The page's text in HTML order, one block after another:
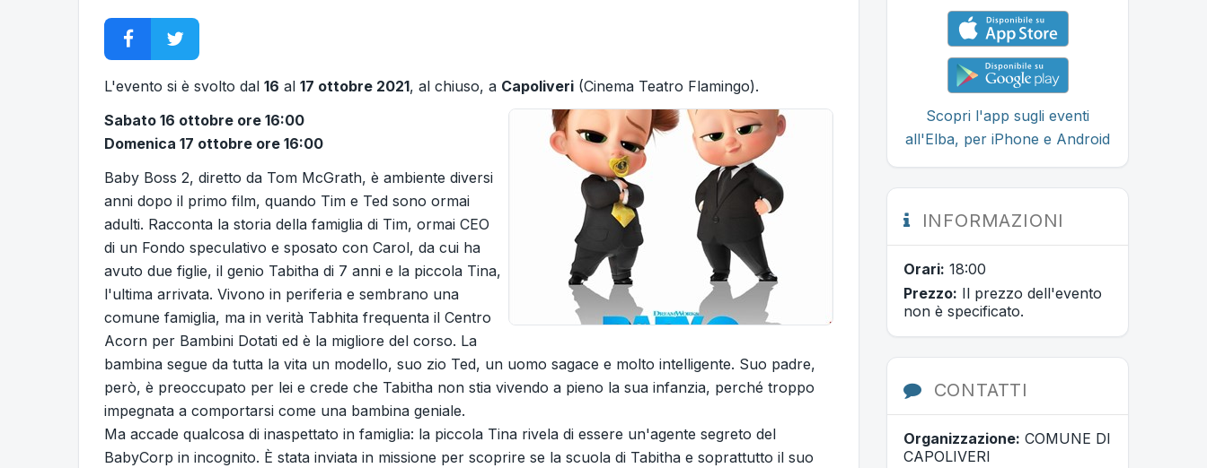
L'evento si è svolto dal 16 al 17 ottobre 2021, al chiuso, a Capoliveri (Cinema Teatro Flamingo).
Sabato 16 ottobre ore 16:00
Domenica 17 ottobre ore 16:00
Baby Boss 2, diretto da Tom McGrath, è ambiente diversi
anni dopo il primo film, quando Tim e Ted sono ormai
adulti. Racconta la storia della famiglia di Tim, ormai CEO
di un Fondo speculativo e sposato con Carol, da cui ha
avuto due figlie, il genio Tabitha di 7 anni e la piccola Tina,
l'ultima arrivata. Vivono in periferia e sembrano una
comune famiglia, ma in verità Tabhita frequenta il Centro
Acorn per Bambini Dotati ed è la migliore del corso. La
bambina segue da tutta la vita un modello, suo zio Ted, un uomo sagace e molto intelligente. Suo padre,
però, è preoccupato per lei e crede che Tabitha non stia vivendo a pieno la sua infanzia, perché troppo
impegnata a comportarsi come una bambina geniale.
Ma accade qualcosa di inaspettato in famiglia: la piccola Tina rivela di essere un'agente segreto del
BabyCorp in incognito. È stata inviata in missione per scoprire se la scuola di Tabitha e soprattutto il suo
Scopri l'app sugli eventi
all'Elba, per iPhone e Android
INFORMAZIONI
Orari: 18:00
Prezzo: Il prezzo dell'evento
non è specificato.
CONTATTI
Organizzazione: COMUNE DI
CAPOLIVERI